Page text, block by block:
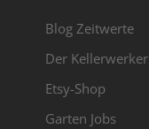
Blog Zeitwerte
Der Kellerwerker
Etsy-Shop
Garten Jobs